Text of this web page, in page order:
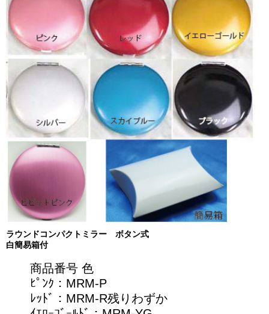
ラウンドコンパクトミラー ボタン式
白簡易箱付
商品番号 色
ﾋﾟﾝｸ：MRM‐P
ﾚｯﾄﾞ：MRM‐R残りわずか